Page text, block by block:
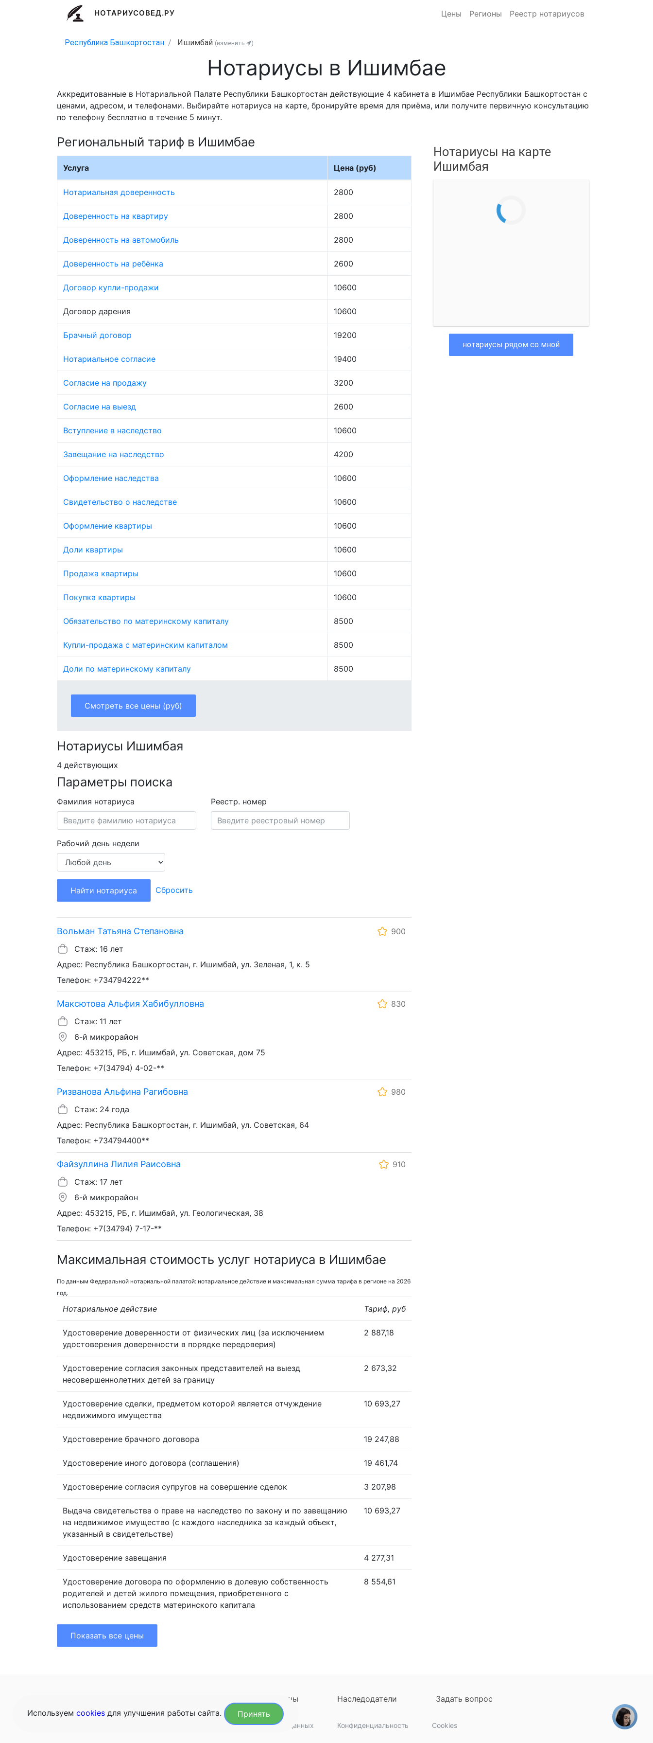
НОТАРИУСОВЕД.РУ Цены Регионы Реестр нотариусов
Республика Башкортостан Ишимбай (изменить )
Нотариусы в Ишимбае
Аккредитованные в Нотариальной Палате Республики Башкортостан действующие 4 кабинета в Ишимбае Республики Башкортостан с
ценами, адресом, и телефонами. Выбирайте нотариуса на карте, бронируйте время для приёма, или получите первичную консультацию
по телефону бесплатно в течение 5 минут.
Региональный тариф в Ишимбае
Услуга Цена (руб)
Нотариальная доверенность 2800
Доверенность на квартиру 2800
Доверенность на автомобиль 2800
Доверенность на ребёнка 2600
Договор купли-продажи 10600
Договор дарения 10600
Брачный договор 19200
Нотариальное согласие 19400
Согласие на продажу 3200
Согласие на выезд 2600
Вступление в наследство 10600
Завещание на наследство 4200
Оформление наследства 10600
Свидетельство о наследстве 10600
Оформление квартиры 10600
Доли квартиры 10600
Продажа квартиры 10600
Покупка квартиры 10600
Обязательство по материнскому капиталу 8500
Купли-продажа с материнским капиталом 8500
Доли по материнскому капиталу 8500
Смотреть все цены (руб)
Нотариусы Ишимбая
4 действующих
Параметры поиска
Фамилия нотариуса Реестр. номер
Рабочий день недели
Найти нотариуса Сбросить
Вольман Татьяна Степановна
900
Стаж: 16 лет
Адрес: Республика Башкортостан, г. Ишимбай, ул. Зеленая, 1, к. 5
Телефон: +734794222**
Максютова Альфия Хабибулловна
830
Стаж: 11 лет
6-й микрорайон
Адрес: 453215, РБ, г. Ишимбай, ул. Советская, дом 75
Телефон: +7(34794) 4-02-**
Ризванова Альфина Рагибовна
980
Стаж: 24 года
Адрес: Республика Башкортостан, г. Ишимбай, ул. Советская, 64
Телефон: +734794400**
Файзуллина Лилия Раисовна
910
Стаж: 17 лет
6-й микрорайон
Адрес: 453215, РБ, г. Ишимбай, ул. Геологическая, 38
Телефон: +7(34794) 7-17-**
Максимальная стоимость услуг нотариуса в Ишимбае
По данным Федеральной нотариальной палатой: нотариальное действие и максимальная сумма тарифа в регионе на 2026
год.
Нотариальное действие Тариф, руб
Удостоверение доверенности от физических лиц (за исключением
удостоверения доверенности в порядке передоверия)
2 887,18
Удостоверение согласия законных представителей на выезд
несовершеннолетних детей за границу
2 673,32
Удостоверение сделки, предметом которой является отчуждение
недвижимого имущества
10 693,27
Удостоверение брачного договора 19 247,88
Удостоверение иного договора (соглашения) 19 461,74
Удостоверение согласия супругов на совершение сделок 3 207,98
Выдача свидетельства о праве на наследство по закону и по завещанию
на недвижимое имущество (с каждого наследника за каждый объект,
указанный в свидетельстве)
10 693,27
Удостоверение завещания 4 277,31
Удостоверение договора по оформлению в долевую собственность
родителей и детей жилого помещения, приобретенного с
использованием средств материнского капитала
8 554,61
Показать все цены
Нотариусы на карте
Ишимбая
нотариусы рядом со мной
Регионы Наследодатели Задать вопрос
Обработка данных Конфиденциальность Cookies
Используем cookies для улучшения работы сайта. Принять